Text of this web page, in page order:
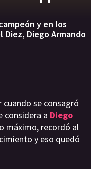
y en los
Diego Armando
se consagró
considera a Diego
máximo, recordó al
y eso quedó